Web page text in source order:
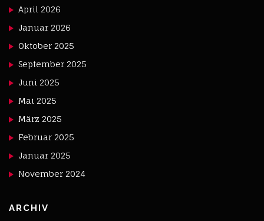
April 2026
Januar 2026
Oktober 2025
September 2025
Juni 2025
Mai 2025
März 2025
Februar 2025
Januar 2025
November 2024
ARCHIV